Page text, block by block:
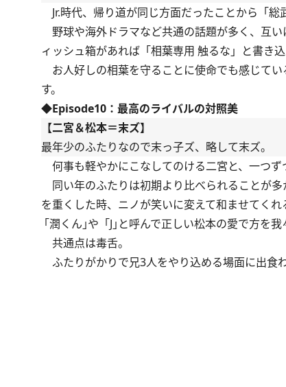
Jr.時代、帰り道が同じ方面だったことから「総
野球や海外ドラマなど共通の話題が多く、互
ィッシュ箱があれば「相葉専用 触るな」と書き
お人好しの相葉を守ることに使命でも感じて
す。
◆Episode10：最高のライバルの対照美
【二宮＆松本＝末ズ】
最年少のふたりなので末っ子ズ、略して末ズ。
何事も軽やかにこなしてのける二宮と、一つず
同い年のふたりは初期より比べられることが
を重くした時、ニノが笑いに変えて和ませてくれ
｢潤くん｣や「J｣と呼んで正しい松本の愛で方を我
共通点は毒舌。
ふたりがかりで兄3人をやり込める場面に出食